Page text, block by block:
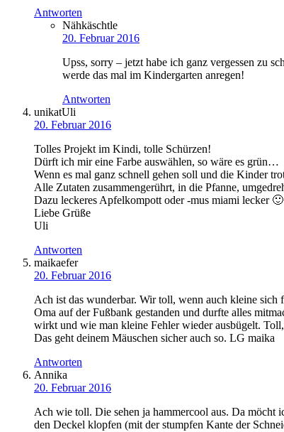
Antworten
Nähkäschtle
20. Februar 2016
Upss, sorry – jetzt habe ich ganz vergessen zu
werde das mal im Kindergarten anregen!
Antworten
unikatUli
20. Februar 2016
Tolles Projekt im Kindi, tolle Schürzen!
Dürft ich mir eine Farbe auswählen, so wäre es grün…
Wenn es mal ganz schnell gehen soll und die Kinder
Alle Zutaten zusammengerührt, in die Pfanne,
Dazu leckeres Apfelkompott oder -mus miami lecker 🙂
Liebe Grüße
Uli
Antworten
maikaefer
20. Februar 2016
Ach ist das wunderbar. Wir toll, wenn auch kleine sich
Oma auf der Fußbank gestanden und durfte alles
wirkt und wie man kleine Fehler wieder ausbügelt.
Das geht deinem Mäuschen sicher auch so. LG maika
Antworten
Annika
20. Februar 2016
Ach wie toll. Die sehen ja hammercool aus. Da möcht
den Deckel klopfen (mit der stumpfen Kante der